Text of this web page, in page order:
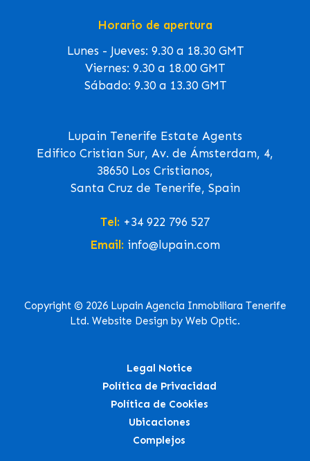
Horario de apertura
Lunes - Jueves: 9.30 a 18.30 GMT
Viernes: 9.30 a 18.00 GMT
Sábado: 9.30 a 13.30 GMT
Lupain Tenerife Estate Agents
Edifico Cristian Sur, Av. de Ámsterdam, 4,
38650 Los Cristianos,
Santa Cruz de Tenerife, Spain
Tel: +34 922 796 527
Email: info@lupain.com
Copyright © 2026 Lupain Agencia Inmobiliara Tenerife
Ltd. Website Design by Web Optic.
Legal Notice
Política de Privacidad
Política de Cookies
Ubicaciones
Complejos